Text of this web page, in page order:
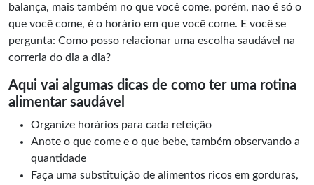
balança, mais também no que você come, porém, nao é só o
que você come, é o horário em que você come. E você se
pergunta: Como posso relacionar uma escolha saudável na
correria do dia a dia?
Aqui vai algumas dicas de como ter uma rotina
alimentar saudável
Organize horários para cada refeição
Anote o que come e o que bebe, também observando a
quantidade
Faça uma substituição de alimentos ricos em gorduras,